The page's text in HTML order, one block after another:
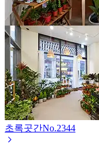
초록곳간No.2344